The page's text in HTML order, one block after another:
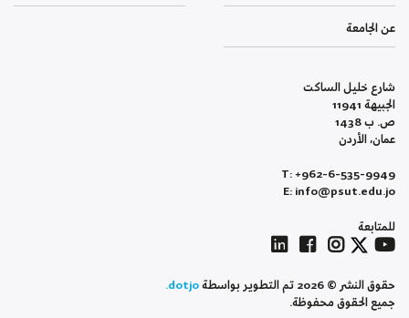
عن الجامعة
شارع خليل الساكت
الجبيهة 11941
ص. ب 1438
عمان، الأردن
T: +962-6-535-9949
E: info@psut.edu.jo
للمتابعة
حقوق النشر © 2026 تم التطوير بواسطة
dotjo.
جميع الحقوق محفوظة.